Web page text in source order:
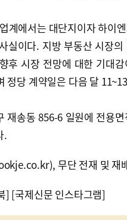
계에서는 대단지이자 하이
실이다. 지방 부동산 시장
후 시장 전망에 대한 기대
정당 계약일은 다음 달
재송동 856-6 일원에 전용
.
무단 전재 및 재
] [국제신문 인스타그램]